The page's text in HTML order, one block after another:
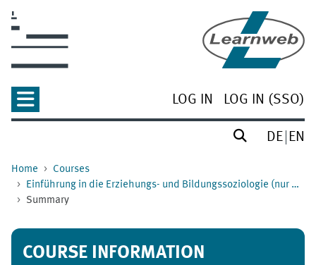
LOG IN LOG IN (SSO)
DE EN
Home
Courses
Einführung in die Erziehungs- und Bildungssoziologie (nur Bildungswissenschaften) -2021_2
Summary
COURSE INFORMATION